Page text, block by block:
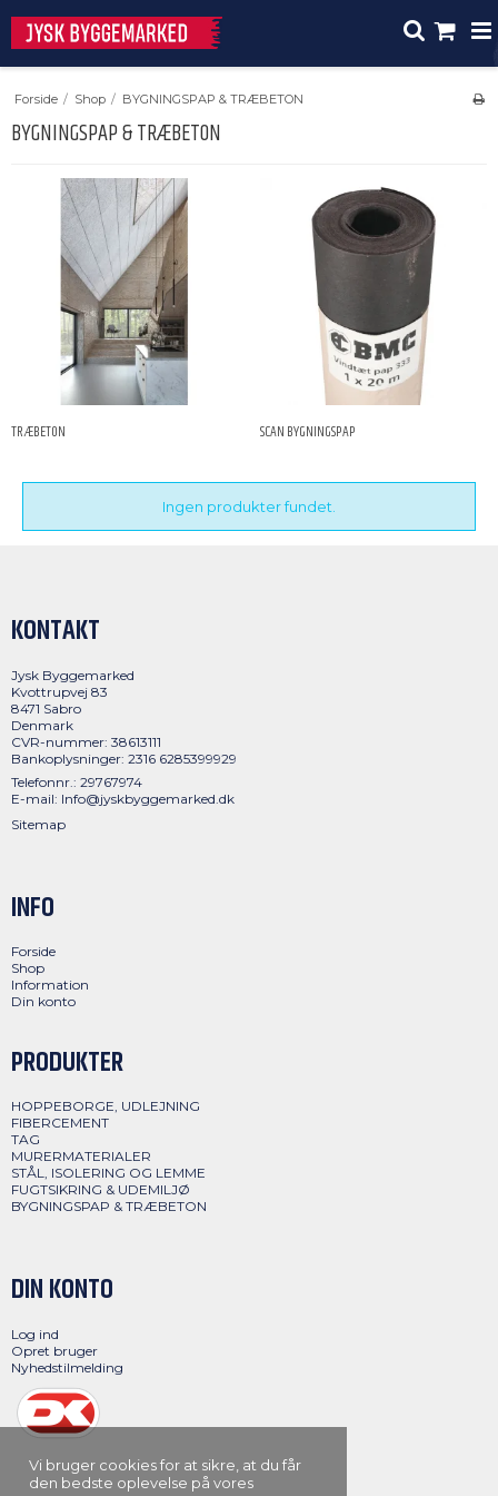
Vi bruger cookies for at sikre, at du får
den bedste oplevelse på vores
Forside / Shop / BYGNINGSPAP & TRÆBETON
BYGNINGSPAP & TRÆBETON
TRÆBETON SCAN BYGNINGSPAP
Ingen produkter fundet.
KONTAKT
Jysk Byggemarked
Kvottrupvej 83
8471 Sabro
Denmark
CVR-nummer: 38613111
Bankoplysninger: 2316 6285399929
Telefonnr.: 29767974
E-mail: Info@jyskbyggemarked.dk
Sitemap
INFO
Forside
Shop
Information
Din konto
PRODUKTER
HOPPEBORGE, UDLEJNING
FIBERCEMENT
TAG
MURERMATERIALER
STÅL, ISOLERING OG LEMME
FUGTSIKRING & UDEMILJØ
BYGNINGSPAP & TRÆBETON
DIN KONTO
Log ind
Opret bruger
Nyhedstilmelding